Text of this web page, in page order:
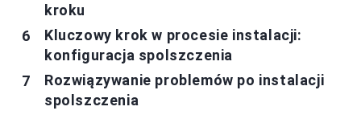
kroku
Kluczowy krok w procesie instalacji:
konfiguracja spolszczenia
Rozwiązywanie problemów po instalacji
spolszczenia